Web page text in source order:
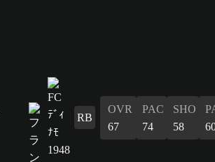
RB
OVR
67
PAC
74
SHO
58